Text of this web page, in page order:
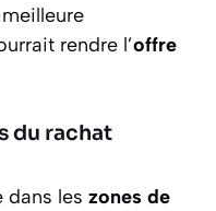
rendre l’offre
du rachat
dans les zones de